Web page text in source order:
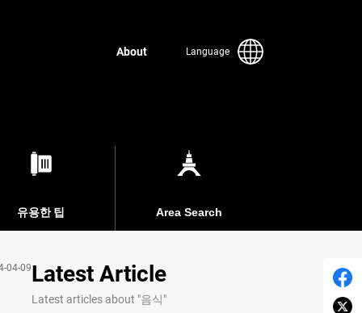
About Language
유용한 팁 Area Search
04-09Latest Article
Latest articles about "음식"